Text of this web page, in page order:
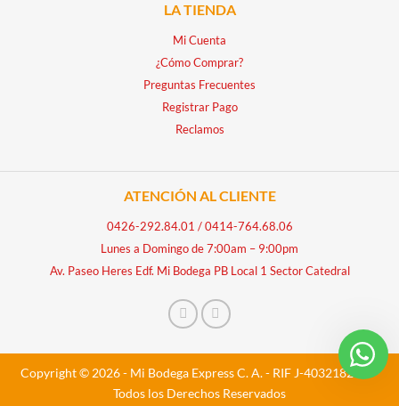
LA TIENDA
Mi Cuenta
¿Cómo Comprar?
Preguntas Frecuentes
Registrar Pago
Reclamos
ATENCIÓN AL CLIENTE
0426-292.84.01 /0414-764.68.06
Lunes a Domingo de 7:00am – 9:00pm
Av. Paseo Heres Edf. Mi Bodega PB Local 1 Sector Catedral
Copyright © 2026 - Mi Bodega Express C. A. - RIF J-40321828-5 -
Todos los Derechos Reservados